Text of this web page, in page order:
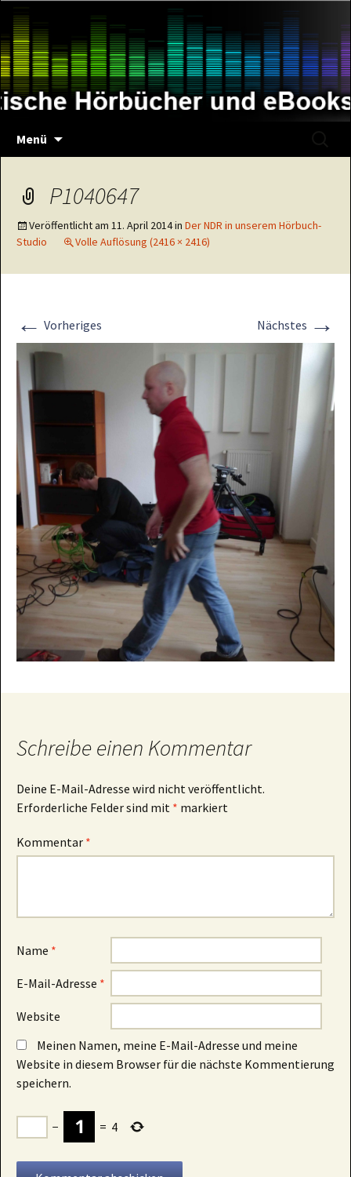
Inhalt
springen
Menü
P1040647
Veröffentlicht am 11. April 2014in Der NDR in unserem Hörbuch-
Studio
Volle Auflösung (2416 × 2416)
← Vorheriges Nächstes →
Schreibe einen Kommentar
Deine E-Mail-Adresse wird nicht veröffentlicht.
Erforderliche Felder sind mit * markiert
Kommentar *
Name *
E-Mail-Adresse *
Website
Meinen Namen, meine E-Mail-Adresse und meine
Website in diesem Browser für die nächste Kommentierung
speichern.
− = 4